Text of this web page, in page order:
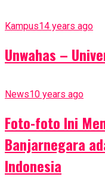
Kampus14 years ago
Unwahas –
News10 years ago
Foto-foto Ini
Banjarnegara
Indonesia